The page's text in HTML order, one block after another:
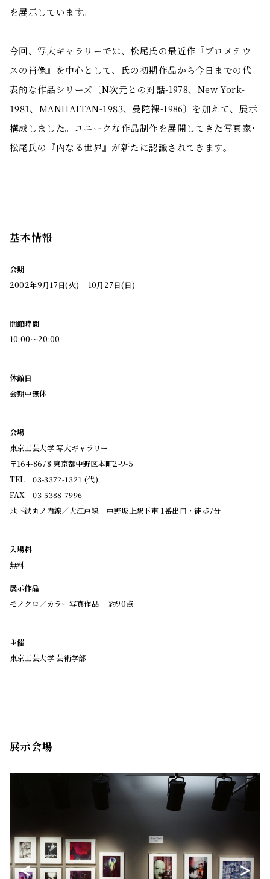
を展示しています。
今回、写大ギャラリーでは、松尾氏の最近作『プロメテウ
スの肖像』を中心として、氏の初期作品から今日までの代
表的な作品シリーズ〔N次元との対話-1978、New York-
1981、MANHATTAN-1983、曼陀裸-1986〕を加えて、展示
構成しました。ユニークな作品制作を展開してきた写真家･
松尾氏の『内なる世界』が新たに認識されてきます。
基本情報
会期
2002年9月17日(火) – 10月27日(日)
開館時間
10:00～20:00
休館日
会期中無休
会場
東京工芸大学 写大ギャラリー
〒164-8678 東京都中野区本町2-9-5
TEL 03-3372-1321 (代)
FAX 03-5388-7996
地下鉄丸ノ内線／大江戸線 中野坂上駅下車 1番出口・徒歩7分
入場料
無料
展示作品
モノクロ／カラー写真作品 約90点
主催
東京工芸大学 芸術学部
展示会場
< >